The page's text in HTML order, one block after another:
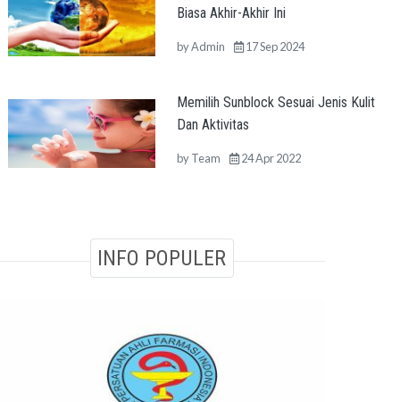
Biasa Akhir-Akhir Ini
byAdmin 17 Sep 2024
Memilih Sunblock Sesuai Jenis Kulit
Dan Aktivitas
byTeam 24 Apr 2022
INFO POPULER